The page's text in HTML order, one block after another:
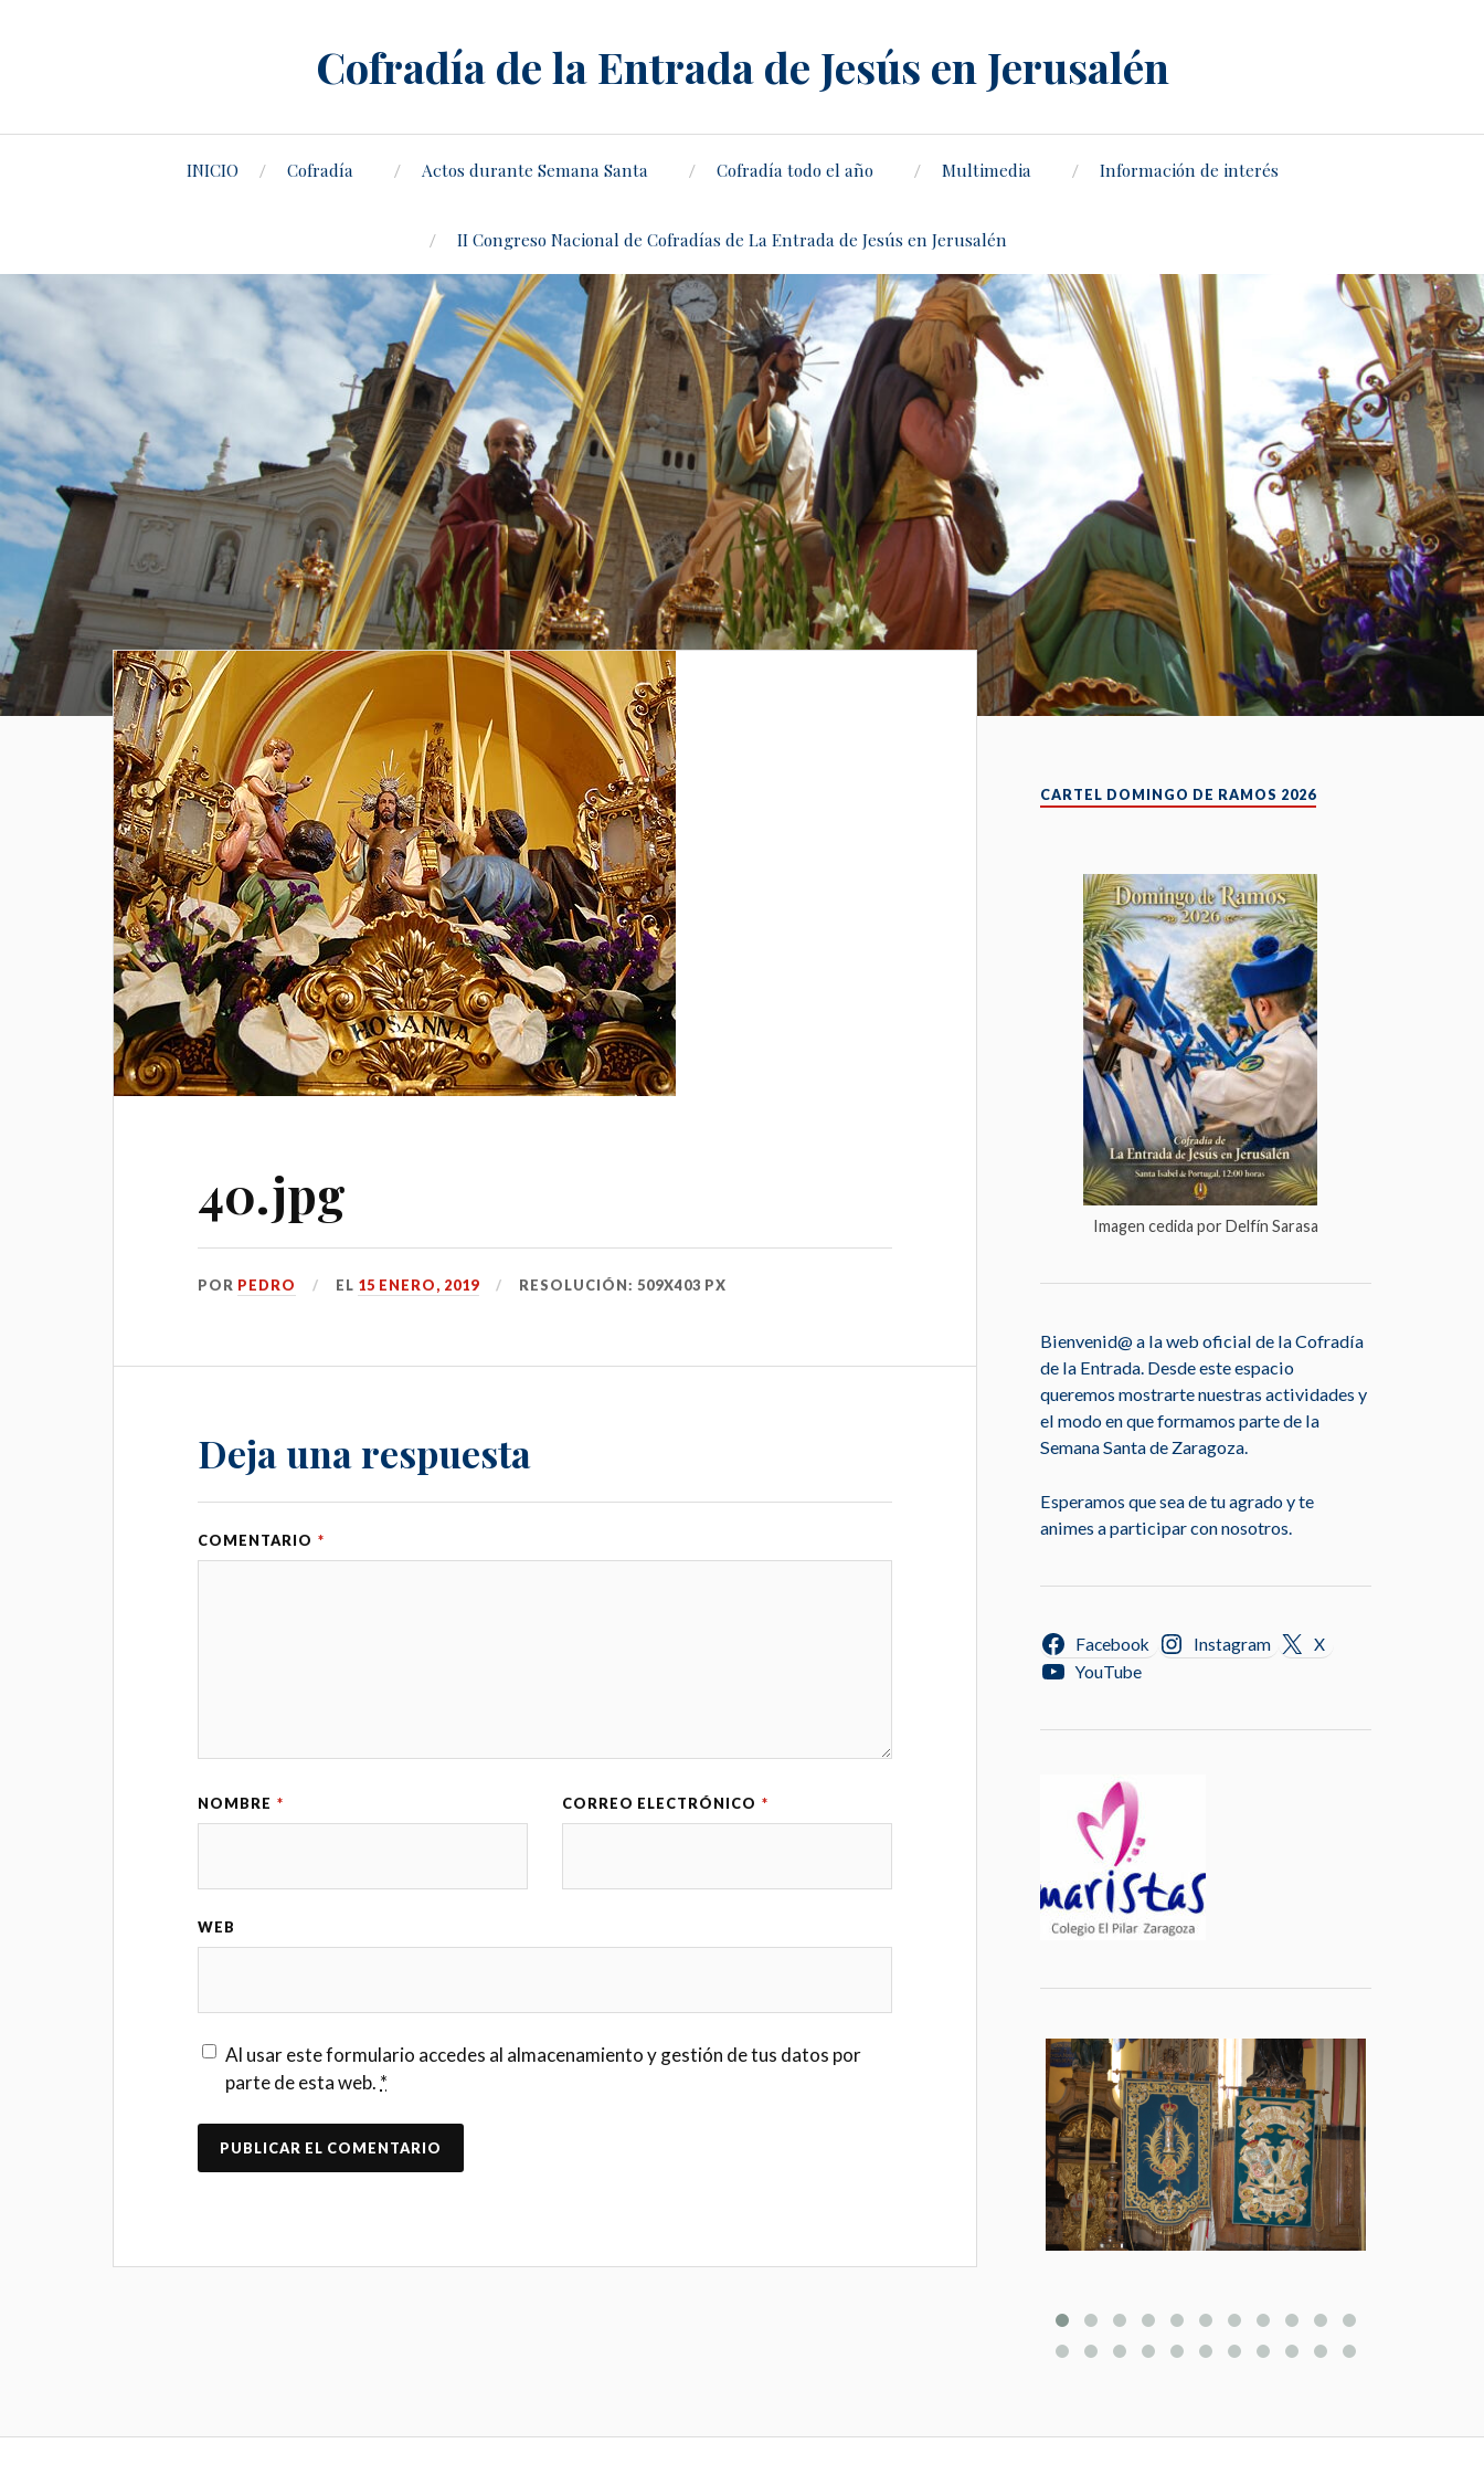
Cofradía de la Entrada de Jesús en Jerusalén
INICIO Cofradía Actos durante Semana Santa Cofradía todo el año Multimedia Información de interés
II Congreso Nacional de Cofradías de La Entrada de Jesús en Jerusalén
40.jpg
POR PEDRO EL 15 ENERO, 2019 RESOLUCIÓN: 509X403 PX
Deja una respuesta
COMENTARIO *
NOMBRE * CORREO ELECTRÓNICO *
WEB
Al usar este formulario accedes al almacenamiento y gestión de tus datos por
parte de esta web. *
CARTEL DOMINGO DE RAMOS 2026
Imagen cedida por Delfín Sarasa
Bienvenid@ a la web oficial de la Cofradía
de la Entrada. Desde este espacio
queremos mostrarte nuestras actividades y
el modo en que formamos parte de la
Semana Santa de Zaragoza.
Esperamos que sea de tu agrado y te
animes a participar con nosotros.
Facebook Instagram
X
YouTube